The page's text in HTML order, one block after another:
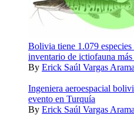
Bolivia tiene 1.079 especies
inventario de ictiofauna
By Erick Saúl Vargas
Ingeniera aeroespacial
evento en Turquía
By Erick Saúl Vargas